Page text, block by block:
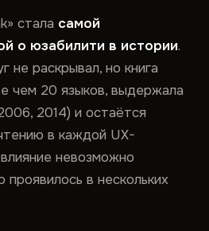
стала самой
о юзабилити в истории.
не раскрывал, но книга
чем 20 языков, выдержала
2014) и остаётся
в каждой UX-
невозможно
в нескольких